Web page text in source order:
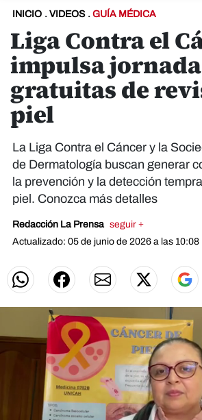
INICIO . VIDEOS . GUÍA MÉDICA
Liga Contra el
impulsa
gratuitas de
piel
La Liga Contra el Cáncer y la
de Dermatología buscan generar
la prevención y la detección
piel. Conozca más detalles
Redacción La Prensa seguir +
Actualizado: 05 de junio de 2026 a las 10:08